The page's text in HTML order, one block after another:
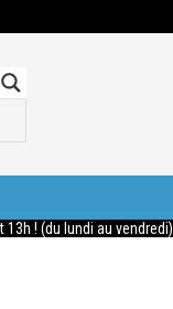
! (du lundi au vendredi)